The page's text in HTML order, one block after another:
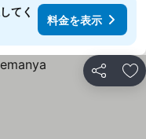
てく
料金を表示
シェア お